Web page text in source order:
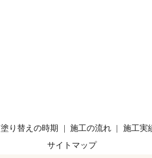
塗り替えの時期 施工の流れ 施工実
サイトマップ